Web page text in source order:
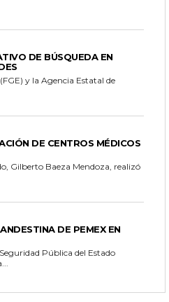
DE BÚSQUEDA EN
y la Agencia Estatal de
DE CENTROS MÉDICOS
Gilberto Baeza Mendoza, realizó
DE PEMEX EN
Pública del Estado